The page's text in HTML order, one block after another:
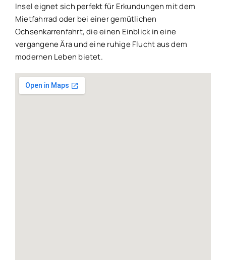
Insel eignet sich perfekt für Erkundungen mit dem
Mietfahrrad oder bei einer gemütlichen
Ochsenkarrenfahrt, die einen Einblick in eine
vergangene Ära und eine ruhige Flucht aus dem
modernen Leben bietet.